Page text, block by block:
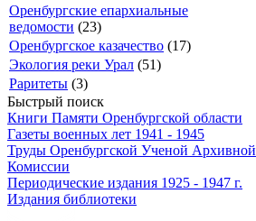
Оренбургские епархиальные
ведомости (23)
Оренбургское казачество (17)
Экология реки Урал (51)
Раритеты (3)
Быстрый поиск
Книги Памяти Оренбургской области
Газеты военных лет 1941 - 1945
Труды Оренбургской Ученой Архивной
Комиссии
Периодические издания 1925 - 1947 г.
Издания библиотеки